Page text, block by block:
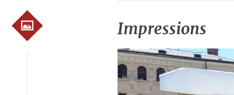
Impressions